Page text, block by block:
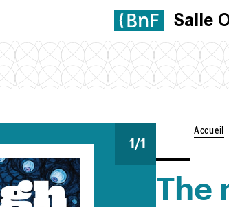
Salle
Accueil
1/1
The